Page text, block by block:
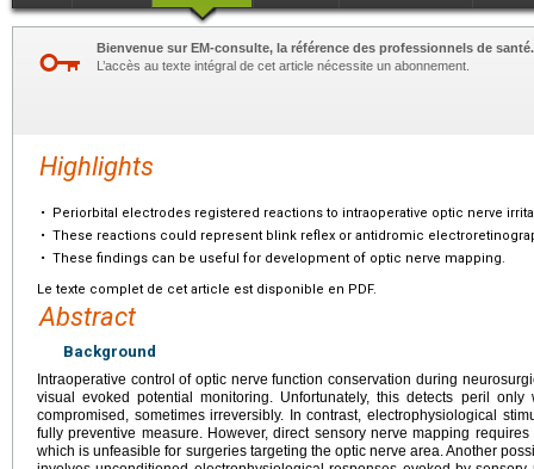
Bienvenue sur EM-consulte, la référence des professionnels de santé.
L’accès au texte intégral de cet article nécessite un abonnement.
Highlights
•
Periorbital electrodes registered reactions to intraoperative optic nerve
• These reactions could represent blink reflex or antidromic
• These findings can be useful for development of optic nerve mapping.
Le texte complet de cet article est disponible en PDF.
Abstract
Background
Intraoperative control of optic nerve function conservation during
visual evoked potential monitoring. Unfortunately, this detects peril
compromised, sometimes irreversibly. In contrast, electrophysiological
fully preventive measure. However, direct sensory nerve mapping
which is unfeasible for surgeries targeting the optic nerve area. Another